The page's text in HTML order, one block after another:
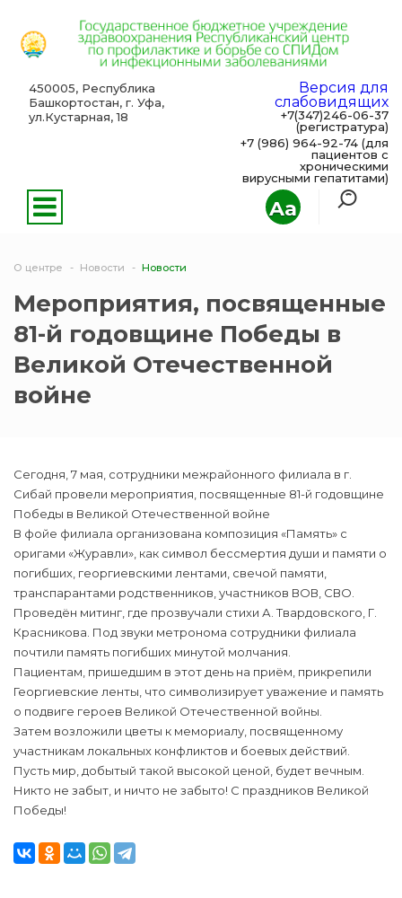
Aa
450005, Республика
Башкортостан, г. Уфа,
ул.Кустарная, 18
Версия для
слабовидящих
+7(347)246-06-37
(регистратура)
+7 (986) 964-92-74 (для
пациентов с
хроническими
вирусными гепатитами)
О центре Новости Новости
Мероприятия, посвященные
81-й годовщине Победы в
Великой Отечественной
войне
Сегодня, 7 мая, сотрудники межрайонного филиала в г.
Сибай провели мероприятия, посвященные 81-й годовщине
Победы в Великой Отечественной войне
В фойе филиала организована композиция «Память» с
оригами «Журавли», как символ бессмертия души и памяти о
погибших, георгиевскими лентами, свечой памяти,
транспарантами родственников, участников ВОВ, СВО.
Проведён митинг, где прозвучали стихи А. Твардовского, Г.
Красникова. Под звуки метронома сотрудники филиала
почтили память погибших минутой молчания.
Пациентам, пришедшим в этот день на приём, прикрепили
Георгиевские ленты, что символизирует уважение и память
о подвиге героев Великой Отечественной войны.
Затем возложили цветы к мемориалу, посвященному
участникам локальных конфликтов и боевых действий.
Пусть мир, добытый такой высокой ценой, будет вечным.
Никто не забыт, и ничто не забыто! С праздников Великой
Победы!